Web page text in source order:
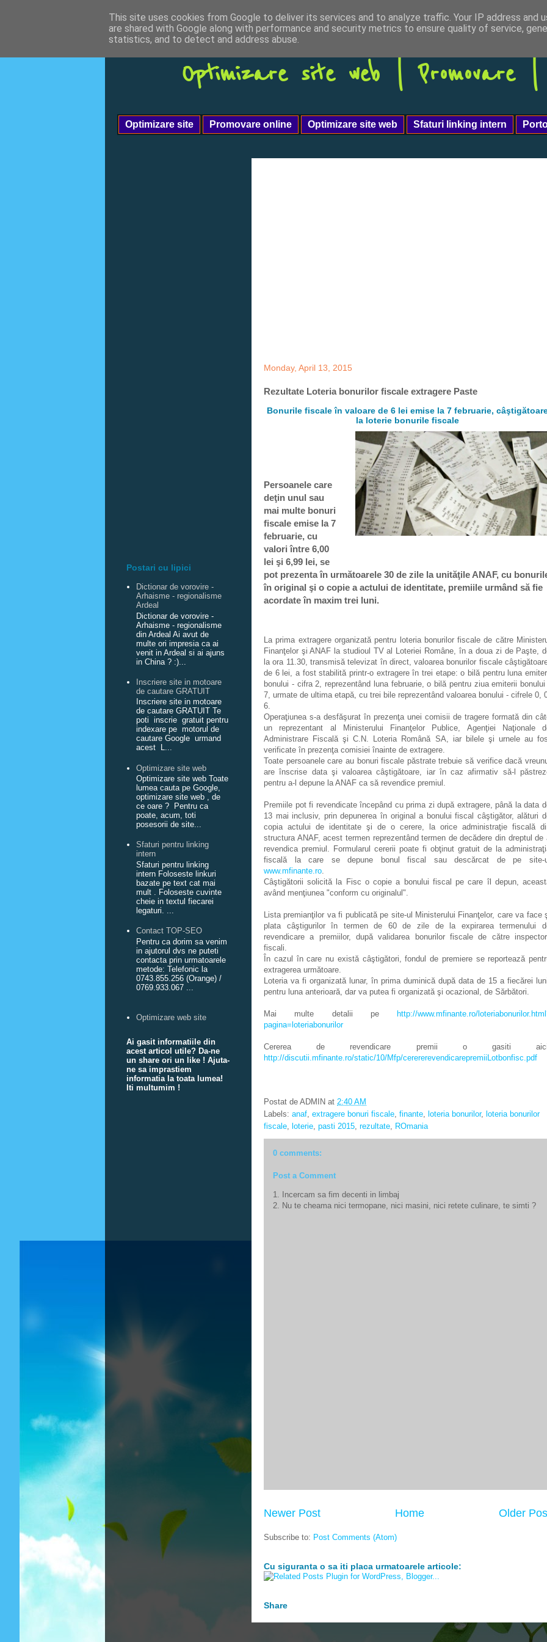
Optimizare site web | Promovare |
Optimizare site Promovare online Optimizare site web Sfaturi linking intern
Monday, April 13, 2015
Rezultate Loteria bonurilor fiscale extragere Paste
Bonurile fiscale în valoare de 6 lei emise la 7 februarie,
la loterie bonurile fiscale
Persoanele care
deţin unul sau
mai multe bonuri
fiscale emise la 7
februarie, cu
valori între 6,00
lei şi 6,99 lei, se
pot prezenta în următoarele 30 de zile la unităţile ANAF, cu
în original şi o copie a actului de identitate, premiile urmând să fie
acordate în maxim trei luni.
La prima extragere organizată pentru loteria bonurilor fiscale de către
Finanţelor şi ANAF la studioul TV al Loteriei Române, în a doua zi de Paşte,
la ora 11.30, transmisă televizat în direct, valoarea bonurilor fiscale
de 6 lei, a fost stabilită printr-o extragere în trei etape: o bilă pentru luna
bonului - cifra 2, reprezentând luna februarie, o bilă pentru ziua emiterii
7, urmate de ultima etapă, cu trei bile reprezentând valoarea bonului - cifrele 0,
6.
Operaţiunea s-a desfăşurat în prezenţa unei comisii de tragere formată din
un reprezentant al Ministerului Finanţelor Publice, Agenţiei Naţionale
Administrare Fiscală şi C.N. Loteria Română SA, iar bilele şi urnele au
verificate în prezenţa comisiei înainte de extragere.
Toate persoanele care au bonuri fiscale păstrate trebuie să verifice dacă
are înscrise data şi valoarea câştigătoare, iar în caz afirmativ să-l
pentru a-l depune la ANAF ca să revendice premiul.
Premiile pot fi revendicate începând cu prima zi după extragere, până la data
13 mai inclusiv, prin depunerea în original a bonului fiscal câştigător, alături
copia actului de identitate şi de o cerere, la orice administraţie fiscală
structura ANAF, acest termen reprezentând termen de decădere din dreptul de
revendica premiul. Formularul cererii poate fi obţinut gratuit de la
fiscală la care se depune bonul fiscal sau descărcat de pe site-
www.mfinante.ro.
Câştigătorii solicită la Fisc o copie a bonului fiscal pe care îl depun,
având menţiunea "conform cu originalul".
Lista premianţilor va fi publicată pe site-ul Ministerului Finanţelor, care va face
plata câştigurilor în termen de 60 de zile de la expirarea termenului
revendicare a premiilor, după validarea bonurilor fiscale de către
fiscali.
În cazul în care nu există câştigători, fondul de premiere se reportează
extragerea următoare.
Loteria va fi organizată lunar, în prima duminică după data de 15 a fiecărei
pentru luna anterioară, dar va putea fi organizată şi ocazional, de Sărbători.
Mai multe detalii pe
http://www.mfinante.ro/
pagina=loteriabonurilor
Cererea de revendicare premii o gasiti
http://discutii.mfinante.ro/static/10/Mfp/cerererevendicarepremiiLotbonfisc.pdf
Postat de ADMIN at 2:40 AM
Labels: anaf extragere bonuri fiscale finante loteria bonurilor, loteria bonurilor
fiscale loterie pasti 2015 rezultate ROmania
0 comments:
Post a Comment
1. Incercam sa fim decenti in limbaj
2. Nu te cheama nici termopane, nici masini, nici retete culinare, te simti ?
Newer Post Older
Home
Subscribe to: Post Comments (Atom)
Cu siguranta o sa iti placa urmatoarele articole:
Share
Postari cu lipici
Dictionar de vorovire -
Arhaisme - regionalisme
Ardeal
Dictionar de vorovire -
Arhaisme - regionalisme
din Ardeal Ai avut de
multe ori impresia ca ai
venit in Ardeal si ai ajuns
in China ? :)...
Inscriere site in motoare
de cautare GRATUIT
Inscriere site in motoare
de cautare GRATUIT Te
poti inscrie gratuit pentru
indexare pe motorul de
cautare Google urmand
acest L...
Optimizare site web
Optimizare site web Toate
lumea cauta pe Google,
optimizare site web , de
ce oare ? Pentru ca
poate, acum, toti
posesorii de site...
Sfaturi pentru linking
intern
Sfaturi pentru linking
intern Foloseste linkuri
bazate pe text cat mai
mult . Foloseste cuvinte
cheie in textul fiecarei
legaturi. ...
Contact TOP-SEO
Pentru ca dorim sa venim
in ajutorul dvs ne puteti
contacta prin urmatoarele
metode: Telefonic la
0743.855.256 (Orange) /
0769.933.067 ...
Optimizare web site
Ai gasit informatiile din
acest articol utile? Da-ne
un share ori un like ! Ajuta-
ne sa imprastiem
informatia la toata lumea!
Iti multumim !
This site uses cookies from Google to deliver its services and to analyze traffic. Your IP address and
are shared with Google along with performance and security metrics to ensure quality of service,
statistics, and to detect and address abuse.